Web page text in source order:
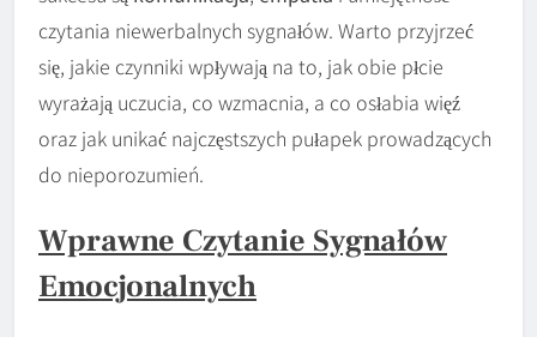
czytania niewerbalnych sygnałów. Warto przyjrzeć
się, jakie czynniki wpływają na to, jak obie płcie
wyrażają uczucia, co wzmacnia, a co osłabia więź
oraz jak unikać najczęstszych pułapek prowadzących
do nieporozumień.
Wprawne Czytanie Sygnałów
Emocjonalnych